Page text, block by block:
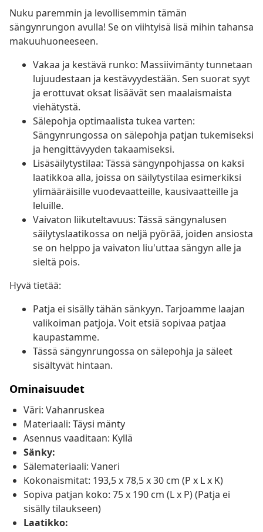
Nuku paremmin ja levollisemmin tämän
sängynrungon avulla! Se on viihtyisä lisä mihin tahansa
makuuhuoneeseen.
Vakaa ja kestävä runko: Massiivimänty tunnetaan
lujuudestaan ja kestävyydestään. Sen suorat syyt
ja erottuvat oksat lisäävät sen maalaismaista
viehätystä.
Sälepohja optimaalista tukea varten:
Sängynrungossa on sälepohja patjan tukemiseksi
ja hengittävyyden takaamiseksi.
Lisäsäilytystilaa: Tässä sängynpohjassa on kaksi
laatikkoa alla, joissa on säilytystilaa esimerkiksi
ylimääräisille vuodevaatteille, kausivaatteille ja
leluille.
Vaivaton liikuteltavuus: Tässä sängynalusen
säilytyslaatikossa on neljä pyörää, joiden ansiosta
se on helppo ja vaivaton liu'uttaa sängyn alle ja
sieltä pois.
Hyvä tietää:
Patja ei sisälly tähän sänkyyn. Tarjoamme laajan
valikoiman patjoja. Voit etsiä sopivaa patjaa
kaupastamme.
Tässä sängynrungossa on sälepohja ja säleet
sisältyvät hintaan.
Ominaisuudet
Väri: Vahanruskea
Materiaali: Täysi mänty
Asennus vaaditaan: Kyllä
Sänky:
Sälemateriaali: Vaneri
Kokonaismitat: 193,5 x 78,5 x 30 cm (P x L x K)
Sopiva patjan koko: 75 x 190 cm (L x P) (Patja ei
sisälly tilaukseen)
Laatikko: